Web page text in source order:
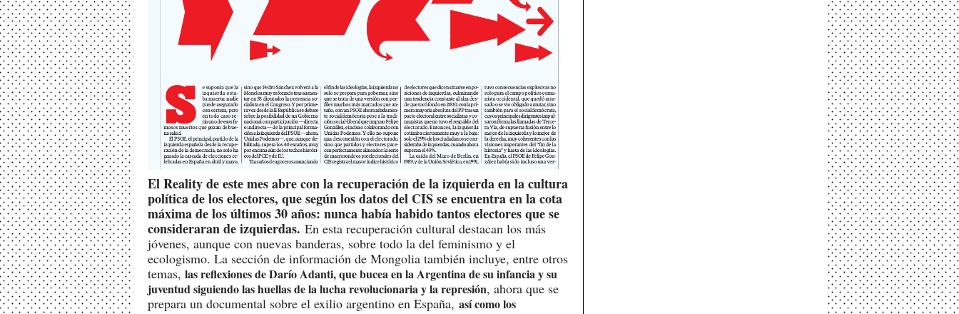
El Reality de este mes abre con la recuperación de la izquierda en la cultura
política de los electores, que según los datos del CIS se encuentra en la cota
máxima de los últimos 30 años: nunca había habido tantos electores que se
consideraran de izquierdas. En esta recuperación cultural destacan los más
jóvenes, aunque con nuevas banderas, sobre todo la del feminismo y el
ecologismo. La sección de información de Mongolia también incluye, entre otros
temas, las reflexiones de Darío Adanti, que bucea en la Argentina de su infancia y su
juventud siguiendo las huellas de la lucha revolucionaria y la represión, ahora que se
prepara un documental sobre el exilio argentino en España, así como los